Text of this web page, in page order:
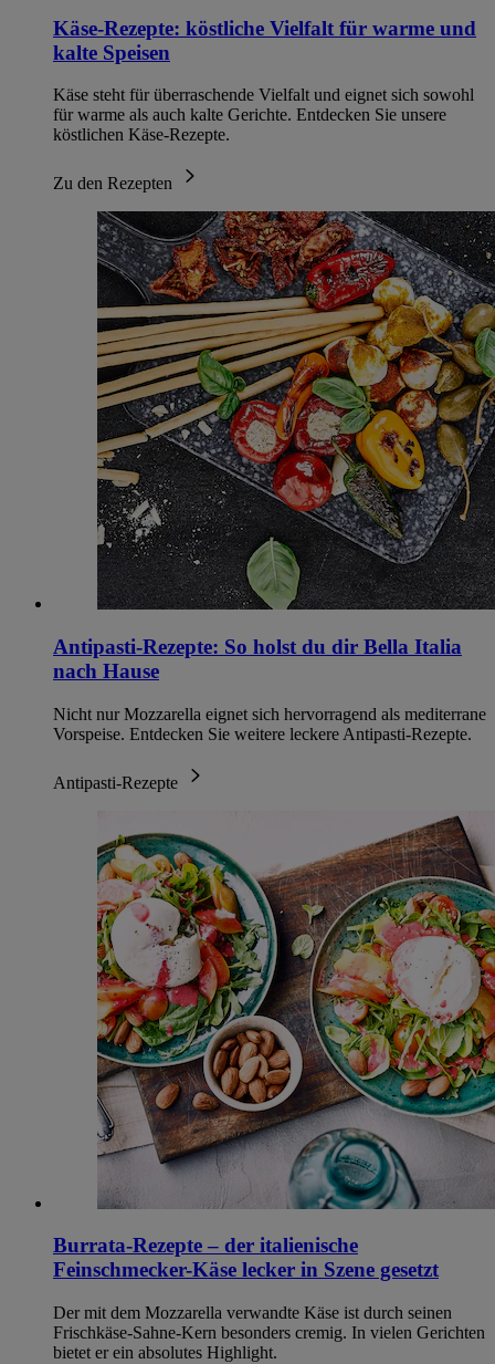
Käse-Rezepte: köstliche Vielfalt für warme und
kalte Speisen
Käse steht für überraschende Vielfalt und eignet sich sowohl
für warme als auch kalte Gerichte. Entdecken Sie unsere
köstlichen Käse-Rezepte.
Zu den Rezepten
Antipasti-Rezepte: So holst du dir Bella Italia
nach Hause
Nicht nur Mozzarella eignet sich hervorragend als mediterrane
Vorspeise. Entdecken Sie weitere leckere Antipasti-Rezepte.
Antipasti-Rezepte
Burrata-Rezepte – der italienische
Feinschmecker-Käse lecker in Szene gesetzt
Der mit dem Mozzarella verwandte Käse ist durch seinen
Frischkäse-Sahne-Kern besonders cremig. In vielen Gerichten
bietet er ein absolutes Highlight.